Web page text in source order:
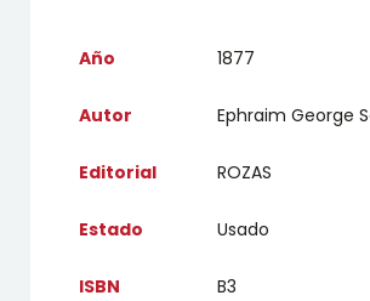
Año 1877
Autor Ephraim George
Editorial ROZAS
Estado Usado
ISBN B3